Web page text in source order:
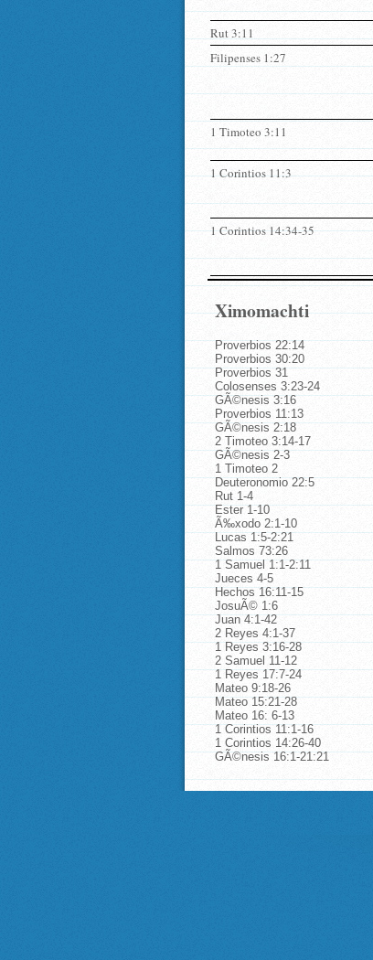
Rut 3:11
Filipenses 1:27
1 Timoteo 3:11
1 Corintios 11:3
1 Corintios 14:34-35
Ximomachti
Proverbios 22:14
Proverbios 30:20
Proverbios 31
Colosenses 3:23-24
GÃ©nesis 3:16
Proverbios 11:13
GÃ©nesis 2:18
2 Timoteo 3:14-17
GÃ©nesis 2-3
1 Timoteo 2
Deuteronomio 22:5
Rut 1-4
Ester 1-10
Ã‰xodo 2:1-10
Lucas 1:5-2:21
Salmos 73:26
1 Samuel 1:1-2:11
Jueces 4-5
Hechos 16:11-15
JosuÃ© 1:6
Juan 4:1-42
2 Reyes 4:1-37
1 Reyes 3:16-28
2 Samuel 11-12
1 Reyes 17:7-24
Mateo 9:18-26
Mateo 15:21-28
Mateo 16: 6-13
1 Corintios 11:1-16
1 Corintios 14:26-40
GÃ©nesis 16:1-21:21